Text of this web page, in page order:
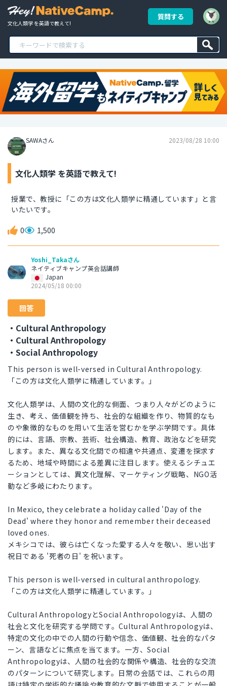
文化人類学 を英語で教えて!
質問する
SAWAさん 2023/08/28 10:00
文化人類学 を英語で教えて!
授業で、教授に「この方は文化人類学に精通しています」と言
いたいです。
0 1,500
Yoshi_Takaさん
ネイティブキャンプ英会話講師
Japan
2024/05/18 00:00
回答
・Cultural Anthropology
・Cultural Anthropology
・Social Anthropology
This person is well-versed in Cultural Anthropology.
「この方は文化人類学に精通しています。」
文化人類学は、人間の文化的な側面、つまり人々がどのように
生き、考え、価値観を持ち、社会的な組織を作り、物質的なも
のや象徴的なものを用いて生活を営むかを学ぶ学問です。具体
的には、言語、宗教、芸術、社会構造、教育、政治などを研究
します。また、異なる文化間での相違や共通点、変遷を探求す
るため、地域や時間による差異に注目します。使えるシチュエ
ーションとしては、異文化理解、マーケティング戦略、NGO活
動など多岐にわたります。
In Mexico, they celebrate a holiday called 'Day of the
Dead' where they honor and remember their deceased
loved ones.
メキシコでは、彼らは亡くなった愛する人々を敬い、思い出す
祝日である '死者の日' を祝います。
This person is well-versed in cultural anthropology.
「この方は文化人類学に精通しています。」
Cultural AnthropologyとSocial Anthropologyは、人間の
社会と文化を研究する学問です。Cultural Anthropologyは、
特定の文化の中での人間の行動や信念、価値観、社会的なパタ
ーン、言語などに焦点を当てます。一方、Social
Anthropologyは、人間の社会的な関係や構造、社会的な交流
のパターンについて研究します。日常の会話では、これらの用